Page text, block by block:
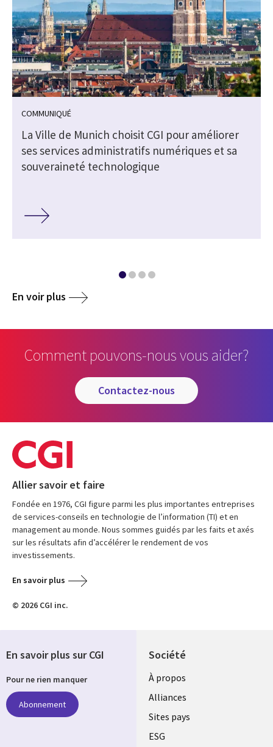
COMMUNIQUÉ
La Ville de Munich choisit CGI pour améliorer
ses services administratifs numériques et sa
souveraineté technologique
En voir plus
Comment pouvons-nous vous aider?
contactez-nous
Allier savoir et faire
Fondée en 1976, CGI figure parmi les plus importantes entreprises
de services-conseils en technologie de l’information (TI) et en
management au monde. Nous sommes guidés par les faits et axés
sur les résultats afin d’accélérer le rendement de vos
investissements.
En savoir plus
© 2026 CGI inc.
Société
À propos
Alliances
Sites pays
ESG
En savoir plus sur CGI
Pour ne rien manquer
Abonnement